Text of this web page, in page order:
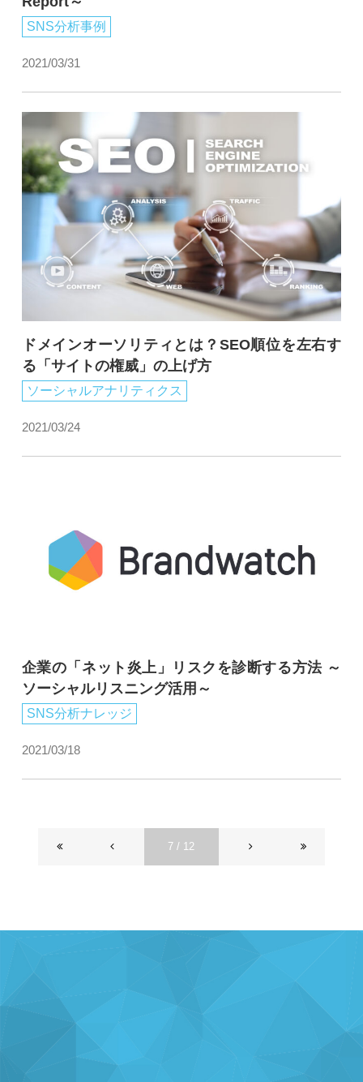
SNS分析事例
2021/03/31
ドメインオーソリティとは？SEO順位を左右す
る「サイトの権威」の上げ方
ソーシャルアナリティクス
2021/03/24
企業の「ネット炎上」リスクを診断する方法 ～
ソーシャルリスニング活用～
SNS分析ナレッジ
2021/03/18
7 / 12